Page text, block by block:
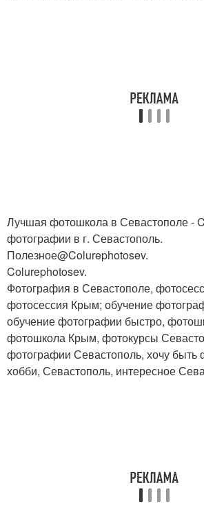
Лучшая фотошкола в Севастополе -
фотографии в г. Севастополь.
Полезное@Colurephotosev.
Colurephotosev.
Фотография в Севастополе,
фотосессия Крым; обучение
обучение фотографии быстро,
фотошкола Крым, фотокурсы
фотографии Севастополь, хочу быть
хобби, Севастополь, интересное